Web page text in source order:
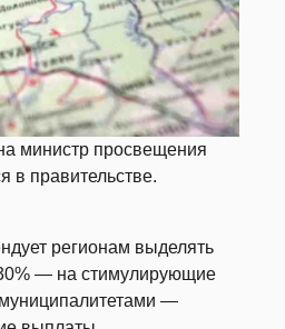
министр просвещения
в правительстве.
регионам выделять
— на стимулирующие
—